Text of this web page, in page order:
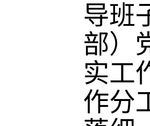
导班
部）
实工
作分